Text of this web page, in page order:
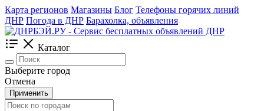
Карта регионов Магазины Блог Телефоны горячих линий
ДНР Погода в ДНР Барахолка, объявления
Каталог
Выберите город
Отмена
Применить